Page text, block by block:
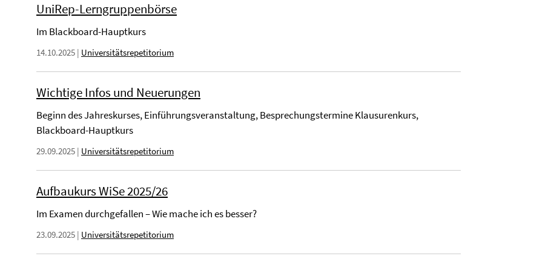
UniRep-Lerngruppenbörse
Im Blackboard-Hauptkurs
14.10.2025 | Universitätsrepetitorium
Wichtige Infos und Neuerungen
Beginn des Jahreskurses, Einführungsveranstaltung, Besprechungstermine Klausurenkurs,
Blackboard-Hauptkurs
29.09.2025 | Universitätsrepetitorium
Aufbaukurs WiSe 2025/26
Im Examen durchgefallen – Wie mache ich es besser?
23.09.2025 | Universitätsrepetitorium